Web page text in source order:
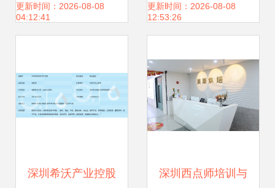
次常务理事茶话会
新篇
更新时间：2026-08-08
04:12:41
措促社区集体经济
更新时间：2026-08-08
12:53:26
深圳希沃产业控股 深圳西点师培训与